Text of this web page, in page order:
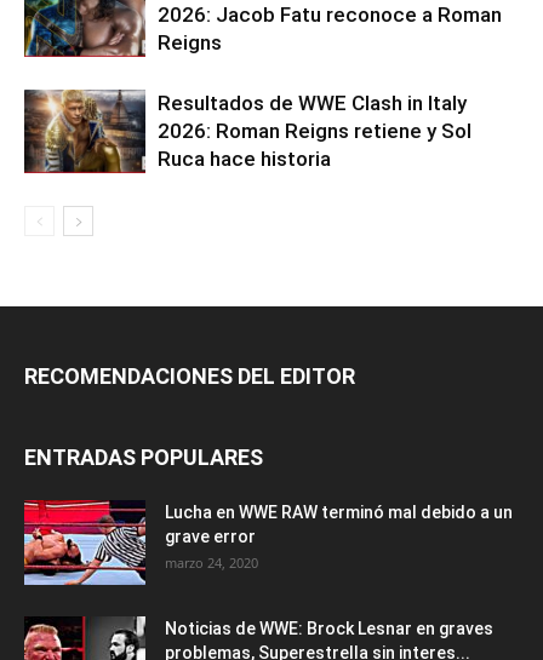
2026: Jacob Fatu reconoce a Roman
Reigns
Resultados de WWE Clash in Italy
2026: Roman Reigns retiene y Sol
Ruca hace historia
RECOMENDACIONES DEL EDITOR
ENTRADAS POPULARES
Lucha en WWE RAW terminó mal debido a un
grave error
marzo 24, 2020
Noticias de WWE: Brock Lesnar en graves
problemas, Superestrella sin interes...